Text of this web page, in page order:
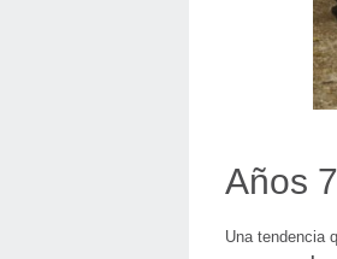
Años
Una tendencia